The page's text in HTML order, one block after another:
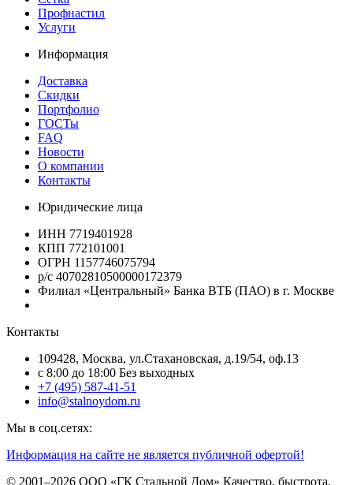
Профнастил
Услуги
Информация
Доставка
Скидки
Портфолио
ГОСТы
FAQ
Новости
О компании
Контакты
Юридические лица
ИНН 7719401928
КПП 772101001
ОГРН 1157746075794
р/с 40702810500000172379
Филиал «Центральный» Банка ВТБ (ПАО) в г. Москве
Контакты
109428, Москва, ул.Стахановская, д.19/54, оф.13
c 8:00 до 18:00 Без выходных
+7 (495) 587-41-51
info@stalnoydom.ru
Мы в соц.сетях:
Информация на сайте не является публичной офертой!
© 2001–2026 ООО «ГК Стальной Дом» Качество, быстрота,